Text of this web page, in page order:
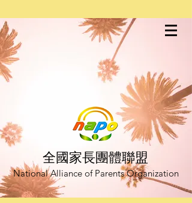
全國家長團體聯盟
National Alliance of Parents Organization